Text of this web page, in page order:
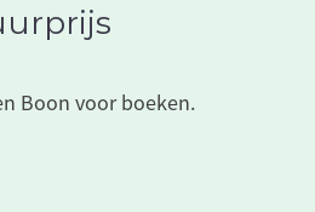
Boon voor boeken.